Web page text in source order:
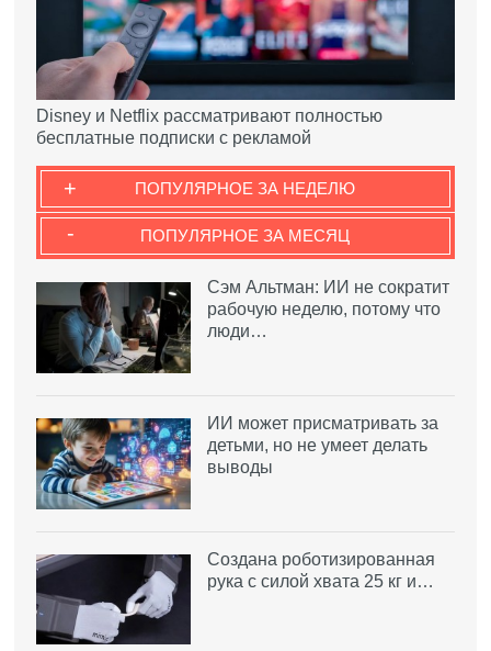
Disney и Netflix рассматривают полностью
бесплатные подписки с рекламой
ПОПУЛЯРНОЕ ЗА НЕДЕЛЮ
+
ПОПУЛЯРНОЕ ЗА МЕСЯЦ
-
Сэм Альтман: ИИ не сократит
рабочую неделю, потому что
люди…
ИИ может присматривать за
детьми, но не умеет делать
выводы
Создана роботизированная
рука с силой хвата 25 кг и…